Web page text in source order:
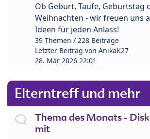
Ob Geburt, Taufe, Geburtstag
Weihnachten - wir freuen uns
Ideen für jeden Anlass!
39 Themen / 228 Beiträge
Letzter Beitrag von AnikaK27
28. Mär 2026 22:01
Elterntreff und mehr
Thema des Monats -
mit